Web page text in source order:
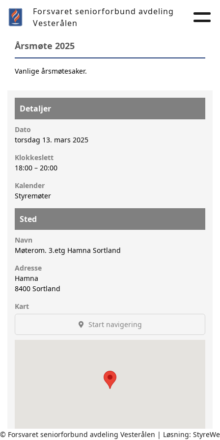
Forsvaret seniorforbund avdeling
Vesterålen
Årsmøte 2025
Vanlige årsmøtesaker.
Detaljer
Dato
torsdag 13. mars 2025
Klokkeslett
18:00 – 20:00
Kalender
Styremøter
Sted
Navn
Møterom. 3.etg Hamna Sortland
Adresse
Hamna
8400 Sortland
Kart
Start navigering
© Forsvaret seniorforbund avdeling Vesterålen | Løsning: